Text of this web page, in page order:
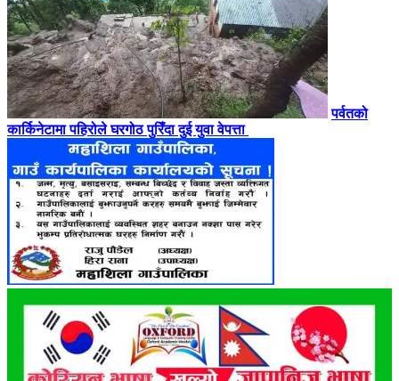
पर्वतको
कार्किनेटामा पहिरोले घरगोठ पुरिँदा दुई युवा वेपत्ता